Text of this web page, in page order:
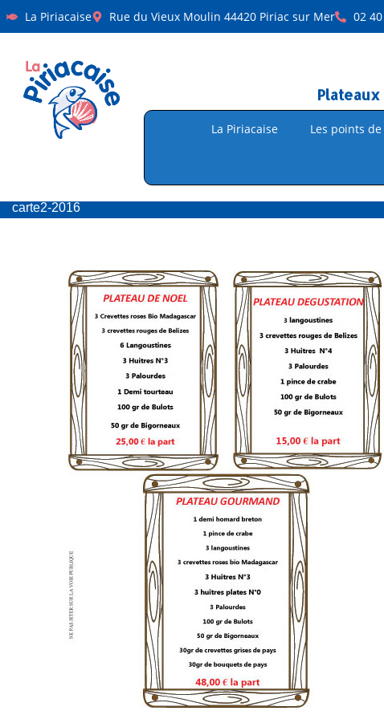
La Piriacaise Rue du Vieux Moulin 44420 Piriac sur Mer 02
La Piriacaise Les points
carte2-2016